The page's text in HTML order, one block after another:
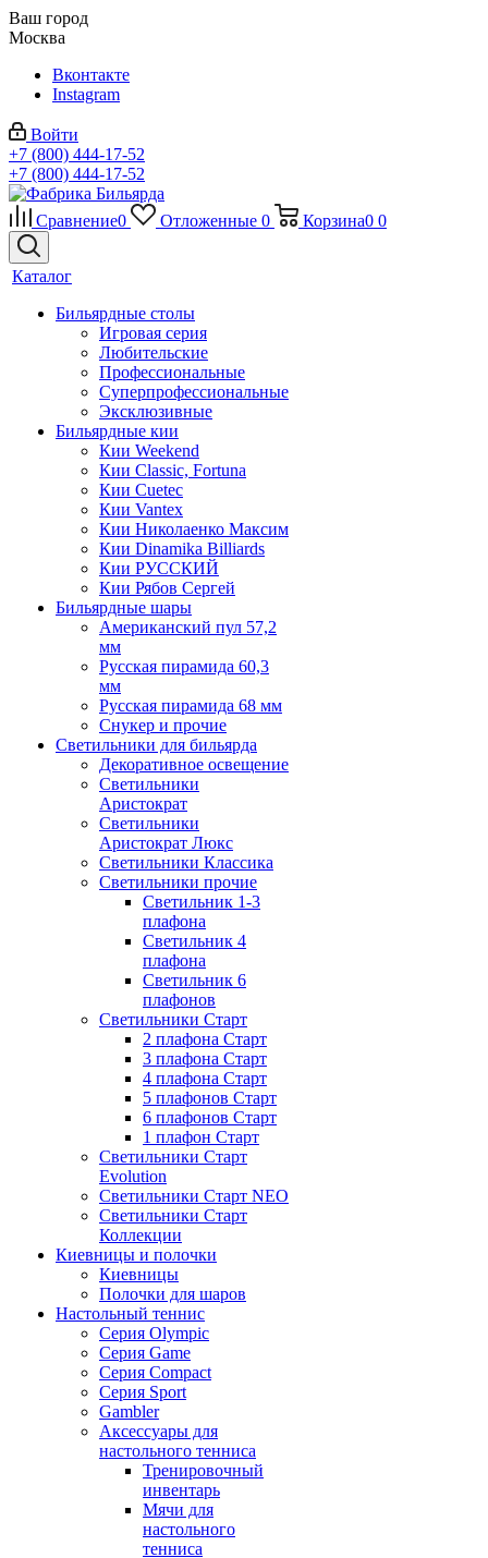
Ваш город
Москва
Вконтакте
Instagram
Войти
+7 (800) 444-17-52
+7 (800) 444-17-52
Сравнение0 Отложенные 0 Корзина0 0
Каталог
Бильярдные столы
Игровая серия
Любительские
Профессиональные
Суперпрофессиональные
Эксклюзивные
Бильярдные кии
Кии Weekend
Кии Classic, Fortuna
Кии Cuetec
Кии Vantex
Кии Николаенко Максим
Кии Dinamika Billiards
Кии РУССКИЙ
Кии Рябов Сергей
Бильярдные шары
Американский пул 57,2
мм
Русская пирамида 60,3
мм
Русская пирамида 68 мм
Снукер и прочие
Светильники для бильярда
Декоративное освещение
Светильники
Аристократ
Светильники
Аристократ Люкс
Светильники Классика
Светильники прочие
Светильник 1-3
плафона
Светильник 4
плафона
Светильник 6
плафонов
Светильники Старт
2 плафона Старт
3 плафона Старт
4 плафона Старт
5 плафонов Старт
6 плафонов Старт
1 плафон Старт
Светильники Старт
Evolution
Светильники Старт NEO
Светильники Старт
Коллекции
Киевницы и полочки
Киевницы
Полочки для шаров
Настольный теннис
Серия Olympic
Серия Game
Серия Compact
Серия Sport
Gambler
Аксессуары для
настольного тенниса
Тренировочный
инвентарь
Мячи для
настольного
тенниса